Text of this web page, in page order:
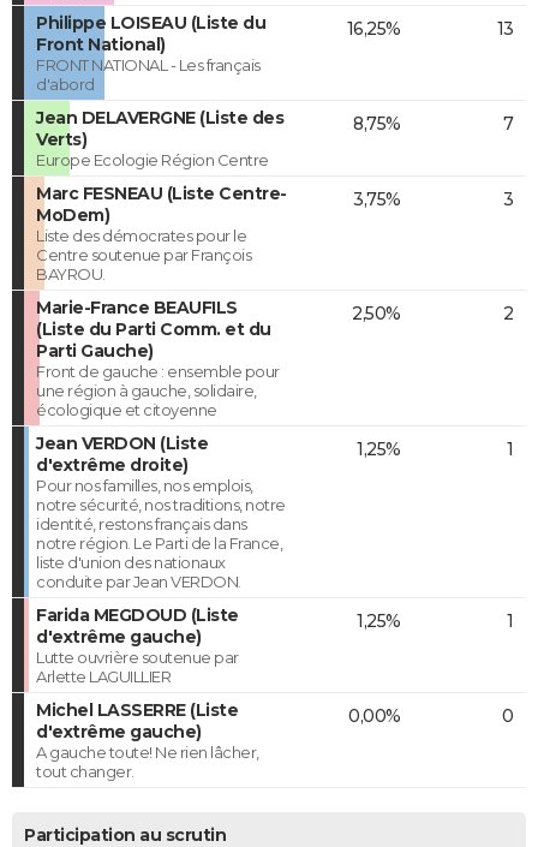
Philippe LOISEAU (Liste du
Front National)
FRONT NATIONAL - Les français
d'abord
16,25% 13
Jean DELAVERGNE (Liste des
Verts)
Europe Ecologie Région Centre
8,75% 7
Marc FESNEAU (Liste Centre-
MoDem)
Liste des démocrates pour le
Centre soutenue par François
BAYROU.
3,75% 3
Marie-France BEAUFILS
(Liste du Parti Comm. et du
Parti Gauche)
Front de gauche : ensemble pour
une région à gauche, solidaire,
écologique et citoyenne
2,50% 2
Jean VERDON (Liste
d'extrême droite)
Pour nos familles, nos emplois,
notre sécurité, nos traditions, notre
identité, restons français dans
notre région. Le Parti de la France,
liste d'union des nationaux
conduite par Jean VERDON.
1,25% 1
Farida MEGDOUD (Liste
d'extrême gauche)
Lutte ouvrière soutenue par
Arlette LAGUILLIER
1,25% 1
Michel LASSERRE (Liste
d'extrême gauche)
A gauche toute! Ne rien lâcher,
tout changer.
0,00% 0
Participation au scrutin